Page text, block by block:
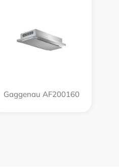
Gaggenau AF200160